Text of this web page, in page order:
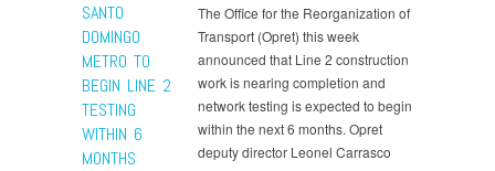
SANTO
DOMINGO
METRO TO
BEGIN LINE 2
TESTING
WITHIN 6
MONTHS
The Office for the Reorganization of
Transport (Opret) this week
announced that Line 2 construction
work is nearing completion and
network testing is expected to begin
within the next 6 months. Opret
deputy director Leonel Carrasco